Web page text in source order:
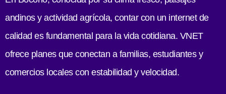
andinos y actividad agrícola, contar con un internet de
calidad es fundamental para la vida cotidiana. VNET
ofrece planes que conectan a familias, estudiantes y
comercios locales con estabilidad y velocidad.